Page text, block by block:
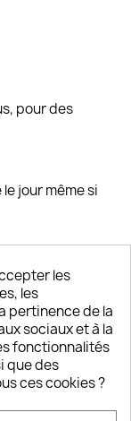
pour des
jour même si
nos clients
à 18H
les
les
pertinence de la
sociaux et à la
fonctionnalités
que des
ces cookies ?